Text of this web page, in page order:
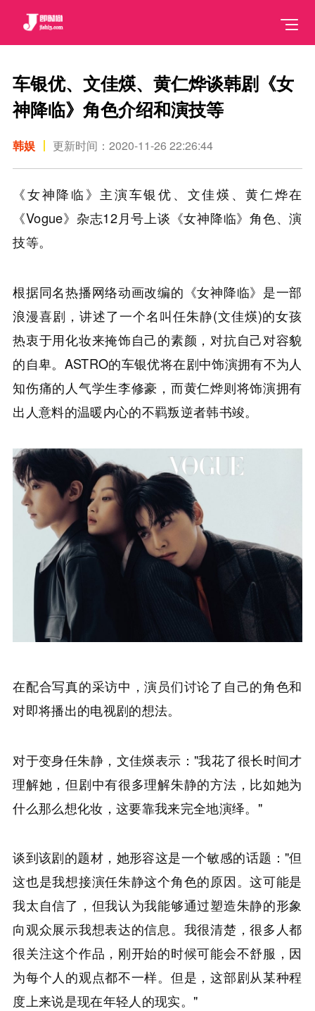
车银优、文佳煐、黄仁烨谈韩剧《女
神降临》角色介绍和演技等
韩娱 更新时间：2020-11-26 22:26:44
《女神降临》主演车银优、文佳煐、黄仁烨在
《Vogue》杂志12月号上谈《女神降临》角色、演
技等。
根据同名热播网络动画改编的《女神降临》是一部
浪漫喜剧，讲述了一个名叫任朱静(文佳煐)的女孩
热衷于用化妆来掩饰自己的素颜，对抗自己对容貌
的自卑。ASTRO的车银优将在剧中饰演拥有不为人
知伤痛的人气学生李修豪，而黄仁烨则将饰演拥有
出人意料的温暖内心的不羁叛逆者韩书竣。
在配合写真的采访中，演员们讨论了自己的角色和
对即将播出的电视剧的想法。
对于变身任朱静，文佳煐表示："我花了很长时间才
理解她，但剧中有很多理解朱静的方法，比如她为
什么那么想化妆，这要靠我来完全地演绎。"
谈到该剧的题材，她形容这是一个敏感的话题："但
这也是我想接演任朱静这个角色的原因。这可能是
我太自信了，但我认为我能够通过塑造朱静的形象
向观众展示我想表达的信息。我很清楚，很多人都
很关注这个作品，刚开始的时候可能会不舒服，因
为每个人的观点都不一样。但是，这部剧从某种程
度上来说是现在年轻人的现实。"